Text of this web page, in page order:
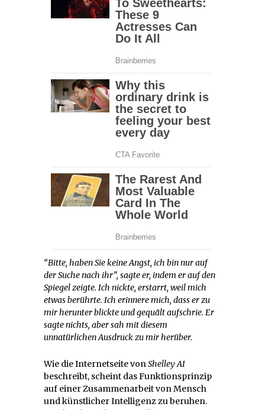
“Bitte, haben Sie keine Angst, ich bin nur auf
der Suche nach ihr”, sagte er, indem er auf den
Spiegel zeigte. Ich nickte, erstarrt, weil mich
etwas berührte. Ich erinnere mich, dass er zu
mir herunter blickte und gequält aufschrie. Er
sagte nichts, aber sah mit diesem
unnatürlichen Ausdruck zu mir herüber.
Wie die Internetseite vonShelley AI
beschreibt, scheint das Funktionsprinzip
auf einer Zusammenarbeit von Mensch
und künstlicher Intelligenz zu beruhen.